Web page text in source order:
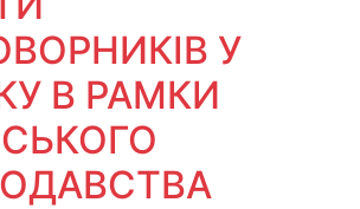
У
В РАМКИ